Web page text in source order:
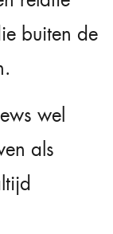
buiten de
wel
als